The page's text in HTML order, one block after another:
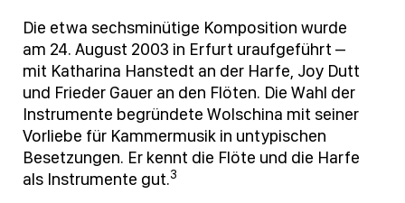
Die etwa sechsminütige Komposition wurde
am 24. August 2003 in Erfurt uraufgeführt –
mit Katharina Hanstedt an der Harfe, Joy Dutt
und Frieder Gauer an den Flöten. Die Wahl der
Instrumente begründete Wolschina mit seiner
Vorliebe für Kammermusik in untypischen
Besetzungen. Er kennt die Flöte und die Harfe
als Instrumente gut.3